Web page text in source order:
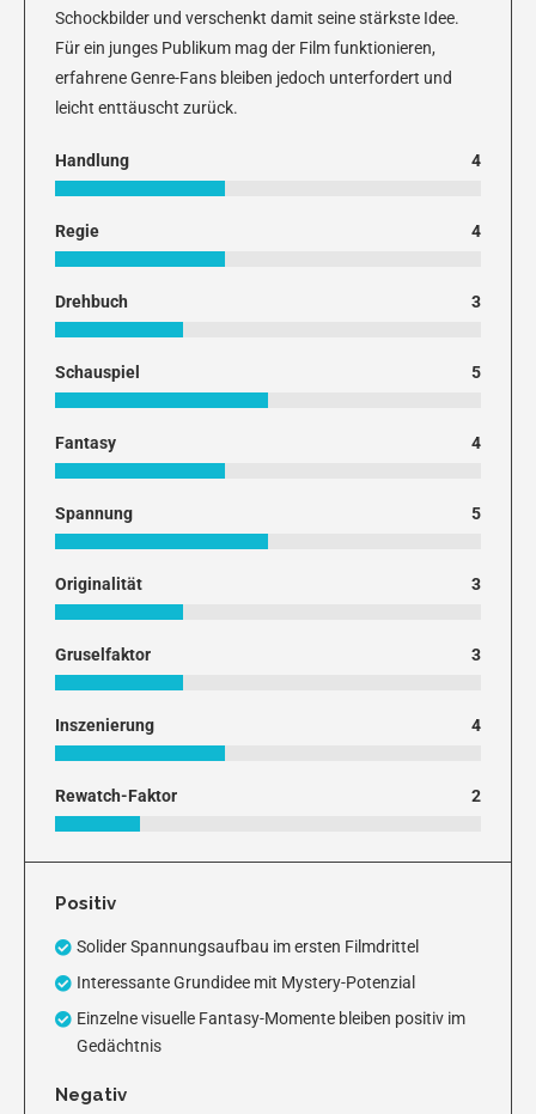
Schockbilder und verschenkt damit seine stärkste Idee.
Für ein junges Publikum mag der Film funktionieren,
erfahrene Genre-Fans bleiben jedoch unterfordert und
leicht enttäuscht zurück.
Handlung 4
Regie 4
Drehbuch 3
Schauspiel 5
Fantasy 4
Spannung 5
Originalität 3
Gruselfaktor 3
Inszenierung 4
Rewatch-Faktor 2
Positiv
Solider Spannungsaufbau im ersten Filmdrittel
Interessante Grundidee mit Mystery-Potenzial
Einzelne visuelle Fantasy-Momente bleiben positiv im
Gedächtnis
Negativ